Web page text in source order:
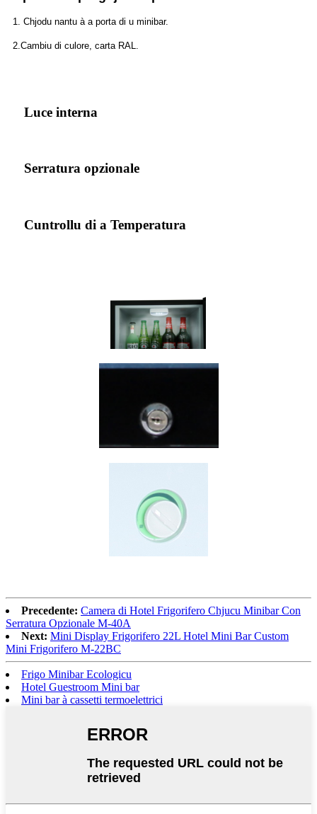
1. Chjodu nantu à a porta di u minibar.
2.Cambiu di culore, carta RAL.
Luce interna
Serratura opzionale
Cuntrollu di a Temperatura
Precedente: Camera di Hotel Frigorifero Chjucu Minibar Con
Serratura Opzionale M-40A
Next: Mini Display Frigorifero 22L Hotel Mini Bar Custom
Mini Frigorifero M-22BC
Frigo Minibar Ecologicu
Hotel Guestroom Mini bar
Mini bar à cassetti termoelettrici